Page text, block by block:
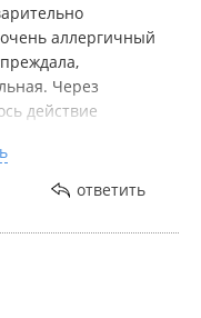
очень аллергичный
Через
действие
состояния, на
отёка, ситуация
лидазы всегда
назначила
всей ситуации я
вела Вас до
ответить